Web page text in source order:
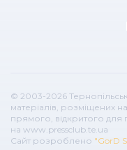
© 2003-2026
матеріалів, розміщених
прямого, відкритого для
на www.pressclub.te.ua
Сайт розроблено "GorD